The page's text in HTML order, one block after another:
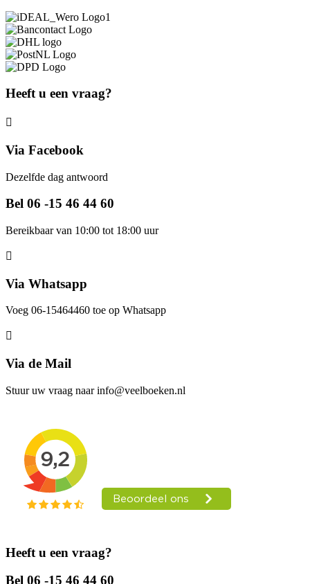
Heeft u een vraag?
Via Facebook
Dezelfde dag antwoord
Bel 06 -15 46 44 60
Bereikbaar van 10:00 tot 18:00 uur
Via Whatsapp
Voeg 06-15464460 toe op Whatsapp
Via de Mail
Stuur uw vraag naar info@veelboeken.nl
Heeft u een vraag?
Bel 06 -15 46 44 60